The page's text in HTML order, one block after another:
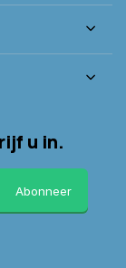
u in.
Abonneer